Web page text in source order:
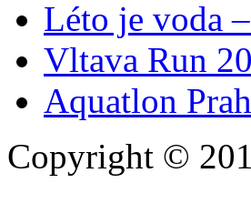
Léto je voda
Vltava Run
Aquatlon
Copyright ©